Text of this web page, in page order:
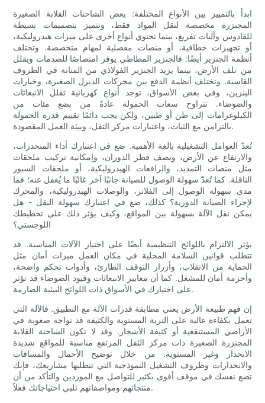
ابدأ بالتمييز بين الأنواع المختلفة: بعض الشاحنات القلابة الصغيرة
المجنزرة مخصصة لنقل المواد فقط، وتتميز بتصميمات بسيطة
للقادوس وآليات تفريغ، بينما تحتوي أنواع أخرى على ميزات هيدروليكية،
أو تجهيزات خطافية، أو منصات مفصلية لمهام متخصصة. وتختلف
أنظمة الجنزير أيضًا: فالجنزير المطاطي يوفر امتصاصًا للصدمات ويقلل
من تلف الأرض، بينما يزيد الجنزير الفولاذي من المتانة في الظروف
القاسية. وتختلف أنظمة الدفع بين محركات الديزل الصغيرة، وخيارات
البنزين، وفي بعض الأسواق، توجد أنواع كهربائية تقلل الانبعاثات
والضوضاء. تتراوح سعات الحمولة عادةً من بضع مئات من
الكيلوغرامات إلى طن أو طنين، ولكن يجب دائمًا تقييم قدرة الحمولة
بالتزامن مع الثبات، واعتبارات مركز الثقل، وبيئة العمل المقصودة.
تُعدّ العوامل التشغيلية بالغة الأهمية. ضع في اعتبارك أداء المنحدرات،
والارتفاع عن الأرض، ونصف قطر الدوران، وإمكانية تركيب ملحقات
مثل منصات التمديد، والرافعات الهيدروليكية، أو ملحقات السيور
الناقلة. كما تُعدّ سهولة الوصول للصيانة جانبًا آخر غالبًا ما يُغفل عنه؛ فما
مدى سهولة الوصول إلى الفلاتر، والوصلات الهيدروليكية، والمحرك
لإجراء الصيانة الدورية؟ كذلك، ضع في اعتبارك سهولة النقل - هل
يمكن نقل الآلة بسهولة بين المواقع، وكيف يؤثر ذلك على تخطيطك
اللوجستي؟
يؤثر الالتزام باللوائح التنظيمية أيضًا على اختيار الآلات المناسبة. قد
تتطلب قوانين السلامة المحلية في مكان العمل ميزات أمان مثل
الحماية من الانقلاب، وأزرار التوقف الطارئ، وأدوات تحكم واضحة،
وأحزمة أمان للمشغل. كما أن معايير الانبعاثات وقيود الضوضاء قد تؤثر
على اختيارك في الأسواق ذات اللوائح البيئية الصارمة.
إن فهم طبيعة الأرض يعني مطابقة قدرات الآلة مع التطبيق. فالآلة التي
تعمل بكفاءة عالية على التربة المستوية والكثيفة قد تواجه صعوبة في
الأراضي المستنقعية أو كثيفة الأشجار. وقد لا تكون الشاحنة القلابة
المجنزرة الصغيرة ذات مركز الثقل المرتفع مناسبة للمواقع شديدة
الانحدار وغير المستوية. من خلال توضيح الأحمال والمسافات
والانحدارات وظروف التشغيل النموذجية التي تتطلبها مشاريعك، فإنك
تضع نفسك في موقف أقوى بكثير للتواصل مع الموردين والتأكد من أن
منتجاتهم ومواصفاتهم تلبي احتياجاتك فعلاً.